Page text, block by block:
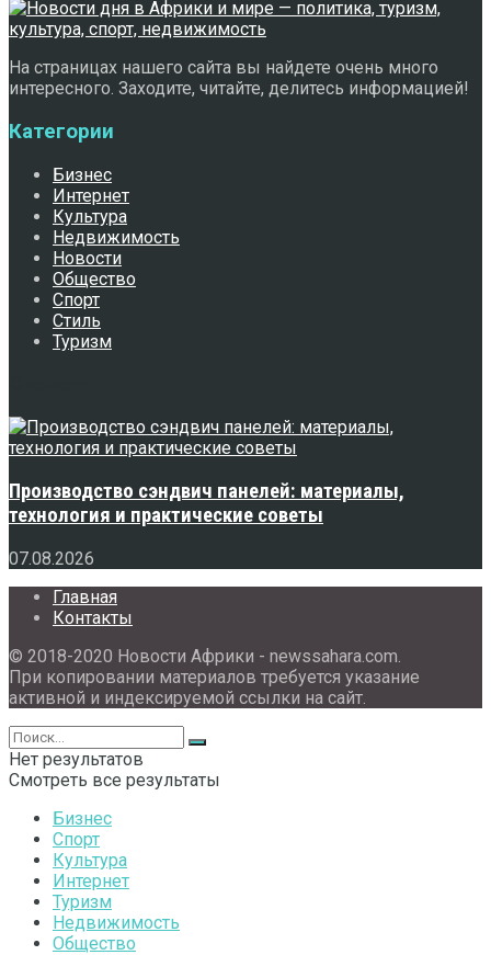
На страницах нашего сайта вы найдете очень много
интересного. Заходите, читайте, делитесь информацией!
Категории
Бизнес
Интернет
Культура
Недвижимость
Новости
Общество
Спорт
Стиль
Туризм
Производство сэндвич панелей: материалы,
технология и практические советы
07.08.2026
Главная
Контакты
© 2018-2020 Новости Африки - newssahara.com.
При копировании материалов требуется указание
активной и индексируемой ссылки на сайт.
Нет результатов
Смотреть все результаты
Бизнес
Спорт
Культура
Интернет
Туризм
Недвижимость
Общество